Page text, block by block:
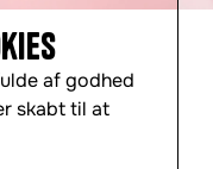
af godhed
skabt til at